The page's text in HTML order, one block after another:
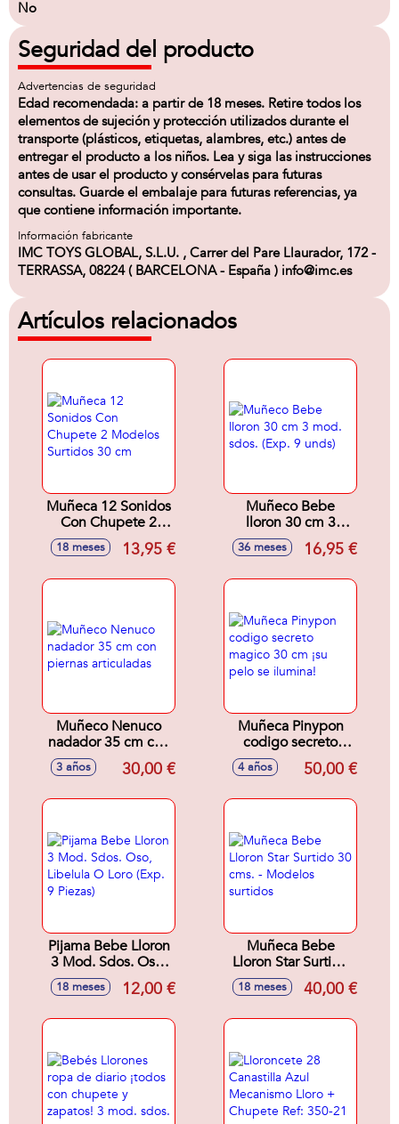
No
Seguridad del producto
Advertencias de seguridad
Edad recomendada: a partir de 18 meses. Retire todos los
elementos de sujeción y protección utilizados durante el
transporte (plásticos, etiquetas, alambres, etc.) antes de
entregar el producto a los niños. Lea y siga las instrucciones
antes de usar el producto y consérvelas para futuras
consultas. Guarde el embalaje para futuras referencias, ya
que contiene información importante.
Información fabricante
IMC TOYS GLOBAL, S.L.U. , Carrer del Pare Llaurador, 172 -
TERRASSA, 08224 ( BARCELONA - España ) info@imc.es
Artículos relacionados
Muñeca 12 Sonidos
Con Chupete 2
Modelos Surtidos
30 cm
18 meses 13,95 €
Muñeco Bebe
lloron 30 cm 3
mod. sdos. (Exp. 9
unds)
36 meses 16,95 €
Muñeco Nenuco
nadador 35 cm con
piernas articuladas
3 años 30,00 €
Muñeca Pinypon
codigo secreto
magico 30 cm ¡su
pelo se ilumina!
4 años 50,00 €
Pijama Bebe Lloron
3 Mod. Sdos. Oso,
Libelula O Loro
(Exp. 9 Piezas)
18 meses 12,00 €
Muñeca Bebe
Lloron Star Surtido
30 cms. - Modelos
surtidos
18 meses 40,00 €